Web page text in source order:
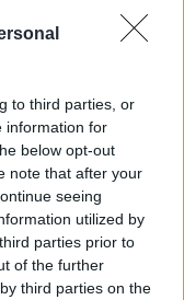
to third parties, or
information for
below opt-out
note that after your
seeing
utilized by
parties prior to
of the further
third parties on the
συμφέροντα, οι
των κερδών της
πέντε χρόνια
την εξέλιξη του